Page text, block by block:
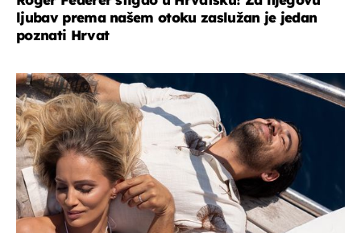
ljubav prema našem otoku zaslužan je jedan
poznati Hrvat